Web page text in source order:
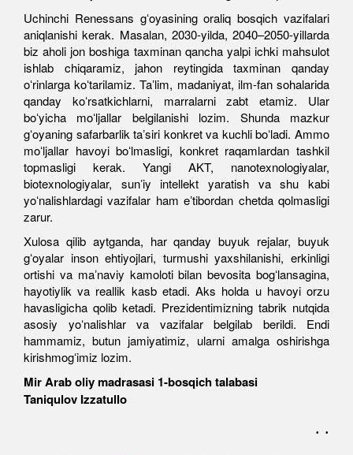
Uchinchi Renessans gʻoyasining oraliq bosqich vazifalari
aniqlanishi kerak. Masalan, 2030-yilda, 2040–2050-yillarda
biz aholi jon boshiga taxminan qancha yalpi ichki mahsulot
ishlab chiqaramiz, jahon reytingida taxminan qanday
oʻrinlarga koʻtarilamiz. Taʼlim, madaniyat, ilm-fan sohalarida
qanday koʻrsatkichlarni, marralarni zabt etamiz. Ular
boʻyicha moʻljallar belgilanishi lozim. Shunda mazkur
gʻoyaning safarbarlik taʼsiri konkret va kuchli boʻladi. Ammo
moʻljallar havoyi boʻlmasligi, konkret raqamlardan tashkil
topmasligi kerak. Yangi AKT, nanotexnologiyalar,
biotexnologiyalar, sunʼiy intellekt yaratish va shu kabi
yoʻnalishlardagi vazifalar ham eʼtibordan chetda qolmasligi
zarur.
Xulosa qilib aytganda, har qanday buyuk rejalar, buyuk
gʻoyalar inson ehtiyojlari, turmushi yaxshilanishi, erkinligi
ortishi va maʼnaviy kamoloti bilan bevosita bogʻlansagina,
hayotiylik va reallik kasb etadi. Aks holda u havoyi orzu
havasligicha qolib ketadi. Prezidentimizning tabrik nutqida
asosiy yoʻnalishlar va vazifalar belgilab berildi. Endi
hammamiz, butun jamiyatimiz, ularni amalga oshirishga
kirishmogʻimiz lozim.
Mir Arab oliy madrasasi 1-bosqich talabasi
Taniqulov Izzatullo
. .